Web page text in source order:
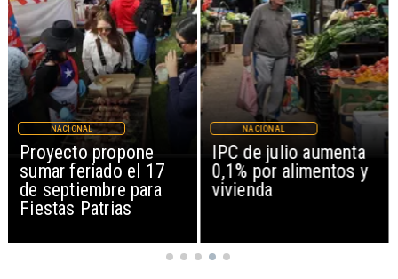
IPC de julio aumenta
0,1% por alimentos y
vivienda
NACIONAL
Joaquín Lavín León
sale en silencio tras
revocación de medida
NACIONAL